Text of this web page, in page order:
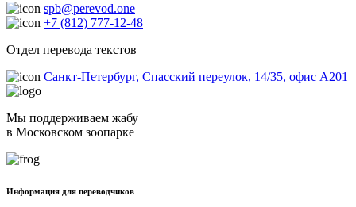
spb@perevod.one
+7 (812) 777-12-48
Отдел перевода текстов
Санкт-Петербург, Спасский переулок, 14/35, офис А201
Мы поддерживаем жабу
в Московском зоопарке
Информация для переводчиков